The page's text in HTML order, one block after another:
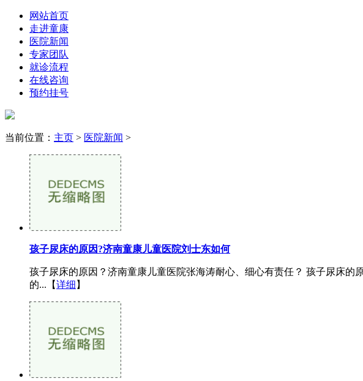
网站首页
走进童康
医院新闻
专家团队
就诊流程
在线咨询
预约挂号
当前位置： 主页 > 医院新闻 >
孩子尿床的原因?济南童康儿童医院刘士东如何
孩子尿床的原因？济南童康儿童医院张海涛耐心、细心有责任？ 孩子尿床
的...【详细 】